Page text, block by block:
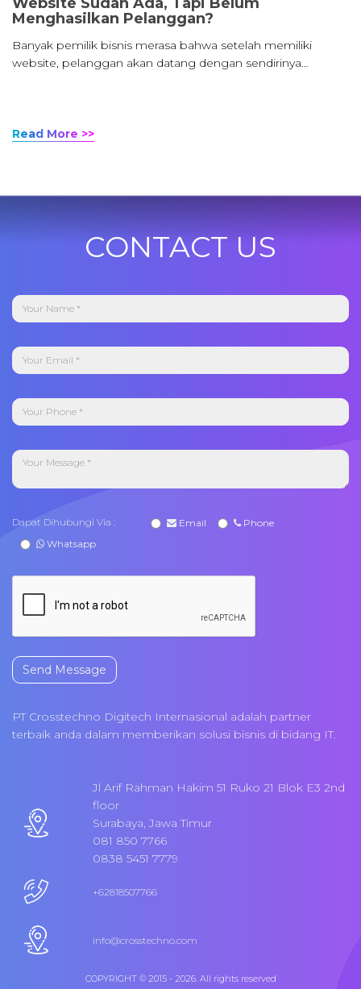
Menghasilkan Pelanggan?
Banyak pemilik bisnis merasa bahwa setelah memiliki
website, pelanggan akan datang dengan sendirinya…
Read More >>
CONTACT US
Dapat Dihubungi Via : Email
Phone
Whatsapp
Send Message
PT Crosstechno Digitech Internasional adalah partner
terbaik anda dalam memberikan solusi bisnis di bidang IT.
Jl Arif Rahman Hakim 51 Ruko 21 Blok E3 2nd
floor
Surabaya, Jawa Timur
081 850 7766
0838 5451 7779
+62818507766
info@crosstechno.com
COPYRIGHT © 2015 - 2026. All rights reserved